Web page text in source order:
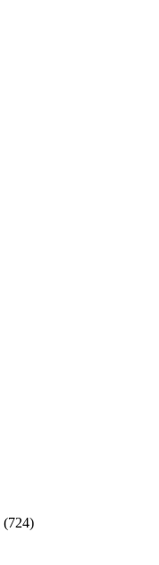
(724)